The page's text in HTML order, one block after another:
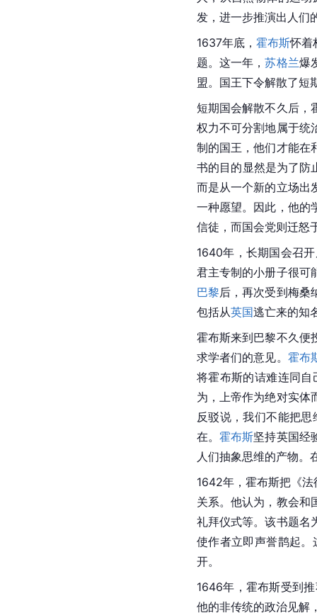
发，进一步推演出人们
1637年底， 霍布斯怀着
题。这一年，苏格兰爆
盟。国王下令解散了短
短期国会解散不久后，
权力不可分割地属于统
制的国王，他们才能在
书的目的显然是为了防
而是从一个新的立场出
一种愿望。因此，他的
信徒，而国会党则迁怒
1640年，长期国会召
君主专制的小册子很可
巴黎后，再次受到梅桑
包括从英国逃亡来的知
霍布斯来到巴黎不久便
求学者们的意见。 霍布
将霍布斯的诘难连同
为，上帝作为绝对实体
反驳说，我们不能把
在。霍布斯坚持英国经
人们抽象思维的产物。
1642年，霍布斯把《
关系。他认为，教会和
礼拜仪式等。该书题名
使作者立即声誉鹊起。
开。
1646年，霍布斯受到
他的非传统的政治见解